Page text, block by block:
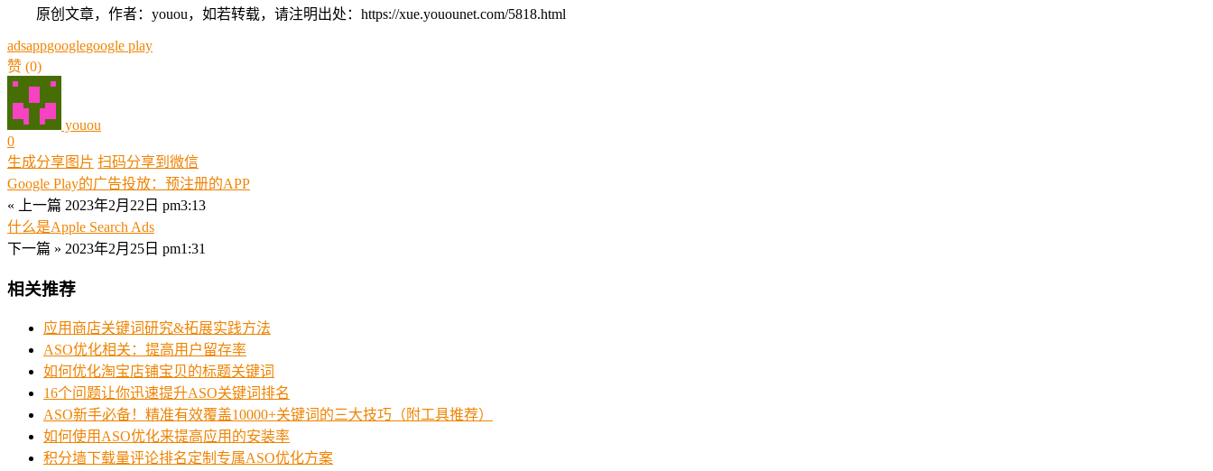
原创文章，作者：youou，如若转载，请注明出处：https://xue.youounet.com/5818.html
adsappgooglegoogle play
赞 (0)
youou
0
生成分享图片 扫码分享到微信
Google Play的广告投放：预注册的APP
« 上一篇 2023年2月22日 pm3:13
什么是Apple Search Ads
下一篇 » 2023年2月25日 pm1:31
相关推荐
应用商店关键词研究&拓展实践方法
ASO优化相关：提高用户留存率
如何优化淘宝店铺宝贝的标题关键词
16个问题让你迅速提升ASO关键词排名
ASO新手必备！精准有效覆盖10000+关键词的三大技巧（附工具推荐）
如何使用ASO优化来提高应用的安装率
积分墙下载量评论排名定制专属ASO优化方案